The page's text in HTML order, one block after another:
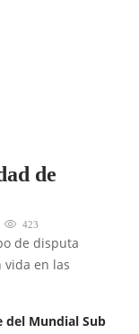
de
423
de disputa
en las
del Mundial Sub